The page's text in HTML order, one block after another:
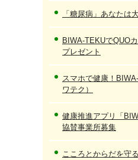
「糖尿病」あなたは
BIWA-TEKUでQUO
プレゼント
スマホで健康！
ワテク）
健康推進アプリ「
協賛事業所募集
こころとからだを守